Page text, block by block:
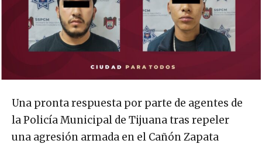
Una pronta respuesta por parte de agentes de
la Policía Municipal de Tijuana tras repeler
una agresión armada en el Cañón Zapata